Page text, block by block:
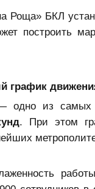
Роща» БКЛ
построить
график
одно из
. При этом